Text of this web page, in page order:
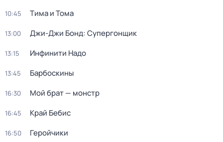
10:45 Тима и Тома
13:00 Джи-Джи Бонд: Супергонщик
13:15 Инфинити Надо
13:45 Барбоскины
16:30 Мой брат — монстр
16:45 Край Бебис
16:50 Геройчики